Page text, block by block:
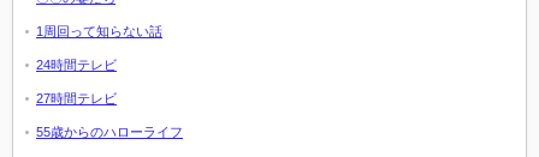
1周回って知らない話
24時間テレビ
27時間テレビ
55歳からのハローライフ